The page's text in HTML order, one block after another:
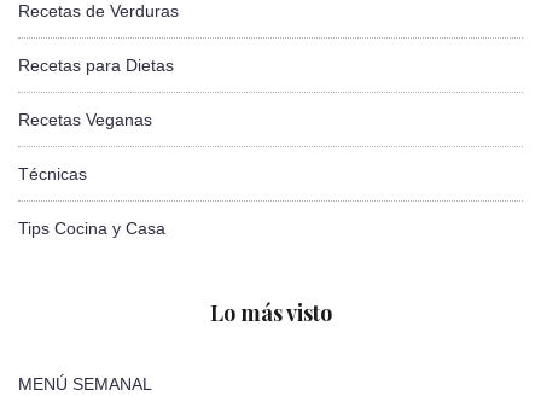
Recetas de Verduras
Recetas para Dietas
Recetas Veganas
Técnicas
Tips Cocina y Casa
Lo más visto
MENÚ SEMANAL